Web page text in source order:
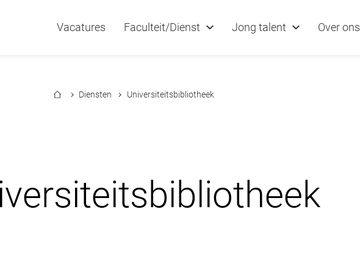
Vacatures Faculteit/Dienst Jong talent Over ons
Diensten Universiteitsbibliotheek